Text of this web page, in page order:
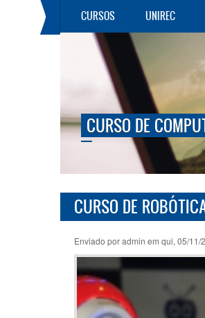
Pular para o conteúdo principal
CURSOS UNIREC
CURSO DE
CURSO DE
Enviado poradmin em qui, 05/11/